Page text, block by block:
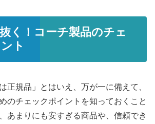
く！コーチ製品のチェ
ト
正規品」とはいえ、万が一に備えて、
のチェックポイントを知っておくこと
あまりにも安すぎる商品や、信頼でき